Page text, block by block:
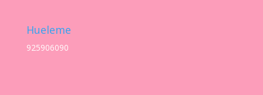
Hueleme
925906090